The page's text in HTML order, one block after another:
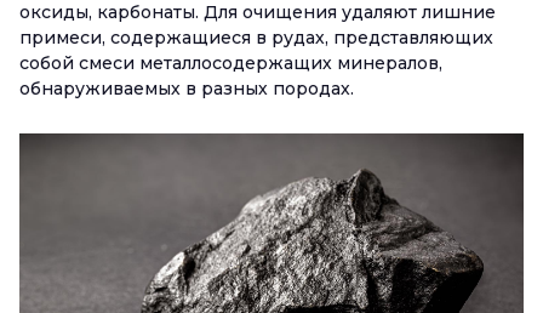
оксиды, карбонаты. Для очищения удаляют лишние
примеси, содержащиеся в рудах, представляющих
собой смеси металлосодержащих минералов,
обнаруживаемых в разных породах.